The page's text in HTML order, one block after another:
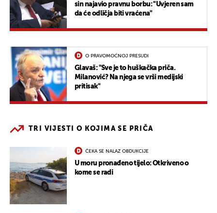
sin najavio pravnu borbu: "Uvjeren sam
da će odličja biti vraćena"
O PRAVOMOĆNOJ PRESUDI
Glavaš: "Sve je to huškačka priča.
Milanović? Na njega se vrši medijski
pritisak"
TRI VIJESTI O KOJIMA SE PRIČA
ČEKA SE NALAZ OBDUKCIJE
U moru pronađeno tijelo: Otkriveno o
kome se radi